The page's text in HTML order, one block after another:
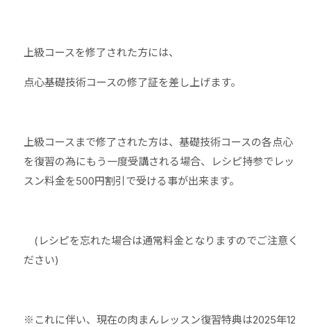
上級コースを修了された方には、
点心基礎技術コースの修了証を差し上げます。
上級コースまで修了された方は、基礎技術コースの各点心
を復習の為にもう一度受講される場合、レシピ持参でレッ
スン料金を500円割引で受ける事が出来ます。
(レシピを忘れた場合は通常料金となりますのでご注意く
ださい)
※これに伴い、現在の肉まんレッスン復習特典は2025年12